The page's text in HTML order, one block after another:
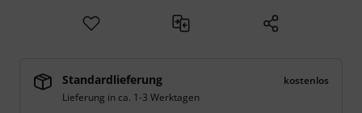
Standardlieferung
kostenlos
Lieferung in ca. 1-3 Werktagen